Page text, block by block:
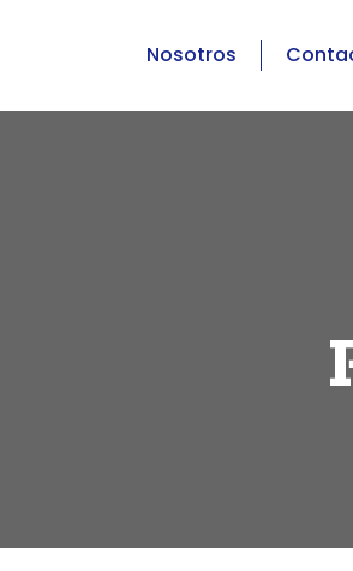
Nosotros